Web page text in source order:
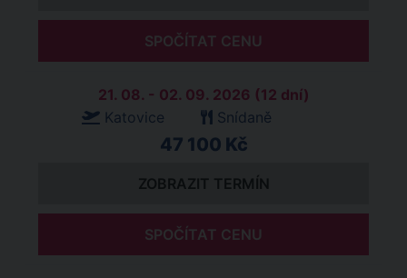
SPOČÍTAT CENU
21. 08. - 02. 09. 2026 (12 dní)
Katovice
Snídaně
47 100 Kč
ZOBRAZIT TERMÍN
SPOČÍTAT CENU